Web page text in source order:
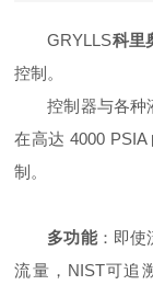
GRYLLS科里
控制。
控制器与各种
在高达 4000
制。
多功能：即使
流量，NIST可追